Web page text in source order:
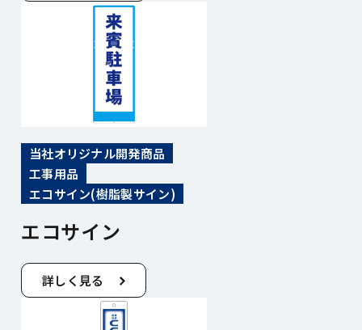
当社オリジナル開発商品
工事用品
エコサイン(樹脂製サイン)
エコサイン
詳しく見る